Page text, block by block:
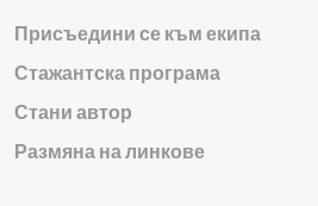
Присъедини се към екипа
Стажантска програма
Стани автор
Размяна на линкове